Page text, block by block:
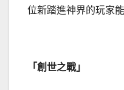
位新踏進神界的玩家
「創世之戰」